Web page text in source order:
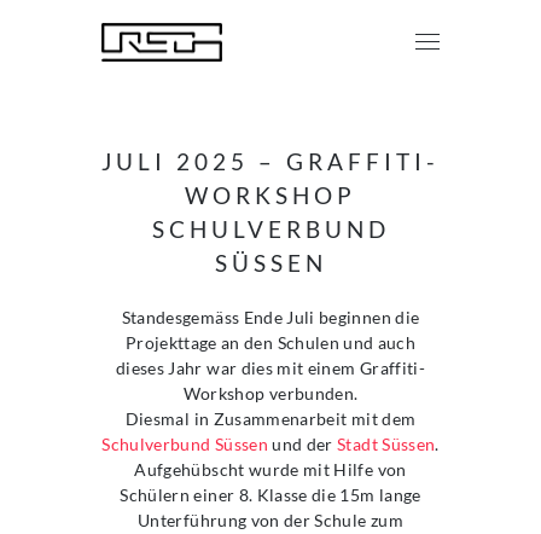
JULI 2025 – GRAFFITI-
WORKSHOP
SCHULVERBUND
SÜSSEN
Standesgemäss Ende Juli beginnen die
Projekttage an den Schulen und auch
dieses Jahr war dies mit einem Graffiti-
Workshop verbunden.
Diesmal in Zusammenarbeit mit dem
Schulverbund Süssen und derStadt Süssen.
Aufgehübscht wurde mit Hilfe von
Schülern einer 8. Klasse die 15m lange
Unterführung von der Schule zum